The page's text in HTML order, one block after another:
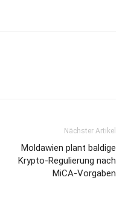
Nächster Artikel
Moldawien plant baldige
Krypto-Regulierung nach
MiCA-Vorgaben